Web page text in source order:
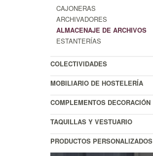
CAJONERAS
ARCHIVADORES
ALMACENAJE DE ARCHIVOS
ESTANTERÍAS
COLECTIVIDADES
MOBILIARIO DE HOSTELERÍA
COMPLEMENTOS DECORACIÓN
TAQUILLAS Y VESTUARIO
PRODUCTOS PERSONALIZADOS